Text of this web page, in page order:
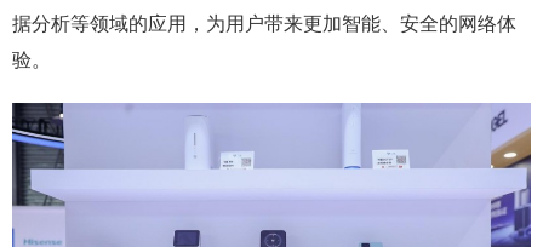
据分析等领域的应用，为用户带来更加智能、安全的网络体
验。